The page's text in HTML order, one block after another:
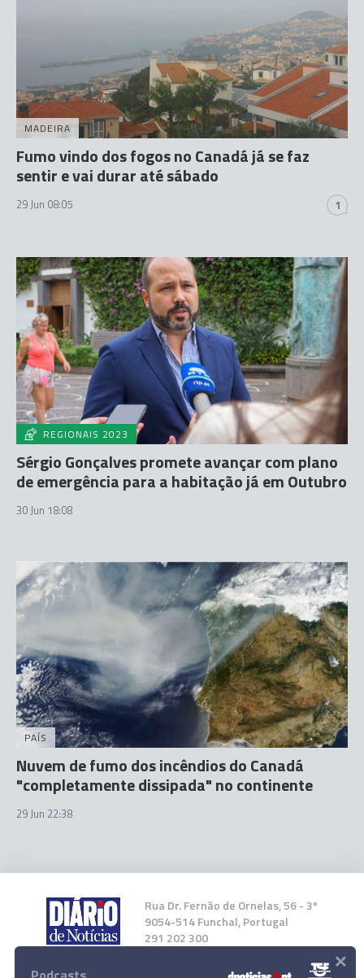
MADEIRA
Fumo vindo dos fogos no Canadá já se faz
sentir e vai durar até sábado
29 Jun 08:05 1
REGIONAIS 2023
Sérgio Gonçalves promete avançar com plano
de emergência para a habitação já em Outubro
30 Jun 18:08
PAÍS
Nuvem de fumo dos incêndios do Canadá
"completamente dissipada" no continente
29 Jun 22:38
Rua Dr. Fernão de Ornelas, 56 - 3º
9054-514 Funchal, Portugal
291 202 300
Instale a nossa App ×